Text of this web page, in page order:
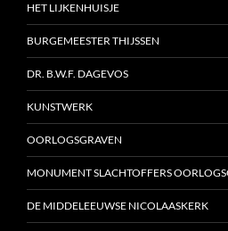
HET LIJKENHUISJE
BURGEMEESTER THIJSSEN
DR. B.W.F. DAGEVOS
KUNSTWERK
OORLOGSGRAVEN
MONUMENT SLACHTOFFERS
DE MIDDELEEUWSE NICOLAASKERK